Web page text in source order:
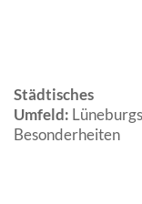
Städtisches
Umfeld: Lüneburgs
Besonderheiten